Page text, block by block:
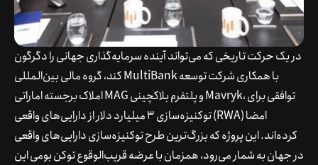
در یک حرکت تاریخی که می‌تواند آینده سرمایه‌گذاری جهانی را دگرگون
کند، گروه مالی بین‌المللی MultiBank با همکاری شرکت توسعه
املاک برجسته اماراتی MAG و پلتفرم بلاکچینی Mavryk، توافقی برای
توکنیزه‌سازی ۳ میلیارد دلار از دارایی‌های واقعی (RWA) امضا
کرده‌اند. این پروژه که بزرگ‌ترین طرح توکنیزه‌سازی دارایی‌های واقعی
در جهان به شمار می‌رود، همزمان با عرضه قریب‌الوقوع توکن بومی این